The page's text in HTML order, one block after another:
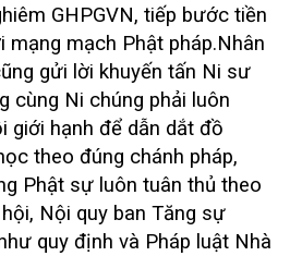
GHPGVN, tiếp bước tiền
mạng mạch Phật pháp.Nhân
gửi lời khuyến tấn Ni sư
cùng Ni chúng phải luôn
giới hạnh để dẫn dắt đồ
theo đúng chánh pháp,
Phật sự luôn tuân thủ theo
Nội quy ban Tăng sự
quy định và Pháp luật Nhà